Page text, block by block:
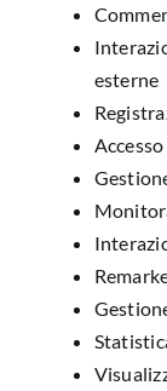
esterne